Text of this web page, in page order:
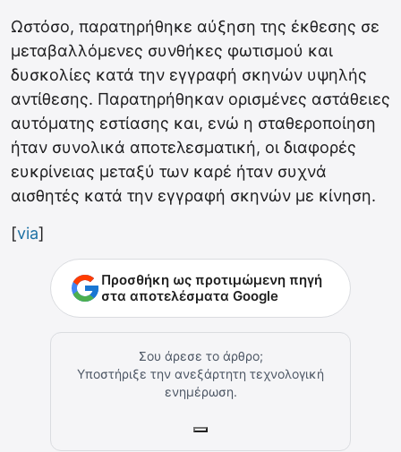
Ωστόσο, παρατηρήθηκε αύξηση της έκθεσης σε
μεταβαλλόμενες συνθήκες φωτισμού και
δυσκολίες κατά την εγγραφή σκηνών υψηλής
αντίθεσης. Παρατηρήθηκαν ορισμένες αστάθειες
αυτόματης εστίασης και, ενώ η σταθεροποίηση
ήταν συνολικά αποτελεσματική, οι διαφορές
ευκρίνειας μεταξύ των καρέ ήταν συχνά
αισθητές κατά την εγγραφή σκηνών με κίνηση.
[via]
Προσθήκη ως προτιμώμενη πηγή
στα αποτελέσματα Google
Σου άρεσε το άρθρο;
Υποστήριξε την ανεξάρτητη τεχνολογική
ενημέρωση.